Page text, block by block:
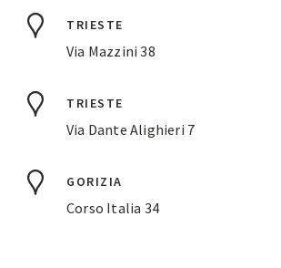
TRIESTE
Via Mazzini 38
TRIESTE
Via Dante Alighieri 7
GORIZIA
Corso Italia 34